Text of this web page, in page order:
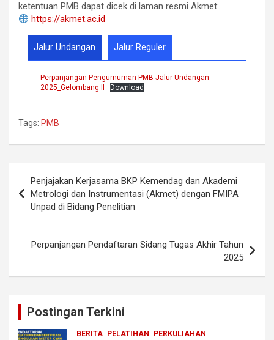
ketentuan PMB dapat dicek di laman resmi Akmet:
https://akmet.ac.id
Jalur Undangan Jalur Reguler
Perpanjangan Pengumuman PMB Jalur Undangan
2025_Gelombang II
Download
Tags: PMB
navigation
Penjajakan Kerjasama BKP Kemendag dan Akademi
Metrologi dan Instrumentasi (Akmet) dengan FMIPA
Unpad di Bidang Penelitian
Perpanjangan Pendaftaran Sidang Tugas Akhir Tahun
2025
Postingan Terkini
BERITA PELATIHAN PERKULIAHAN